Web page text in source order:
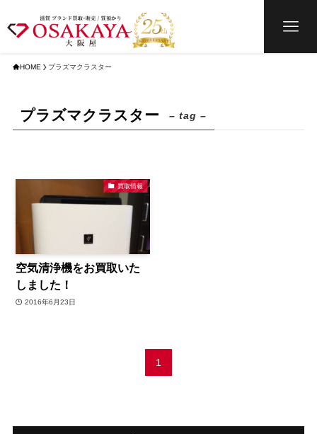
HOME プラズマクラスター
プラズマクラスター – tag –
買取情報
空気清浄機をお買取いた
しました！
2016年6月23日
1